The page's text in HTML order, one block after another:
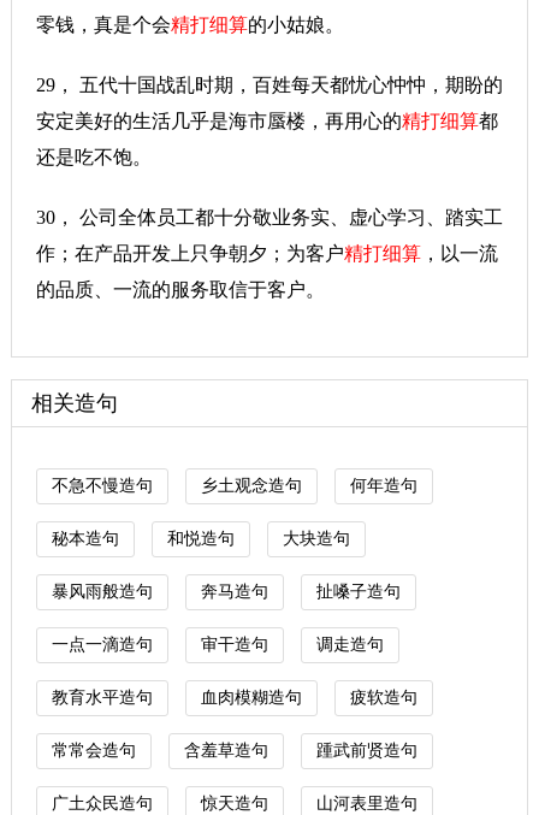
零钱，真是个会精打细算的小姑娘。
29， 五代十国战乱时期，百姓每天都忧心忡忡，期盼的
安定美好的生活几乎是海市蜃楼，再用心的精打细算都
还是吃不饱。
30， 公司全体员工都十分敬业务实、虚心学习、踏实工
作；在产品开发上只争朝夕；为客户精打细算，以一流
的品质、一流的服务取信于客户。
相关造句
不急不慢造句 乡土观念造句 何年造句
秘本造句 和悦造句 大块造句
暴风雨般造句 奔马造句 扯嗓子造句
一点一滴造句 审干造句 调走造句
教育水平造句 血肉模糊造句 疲软造句
常常会造句 含羞草造句 踵武前贤造句
广土众民造句 惊天造句 山河表里造句